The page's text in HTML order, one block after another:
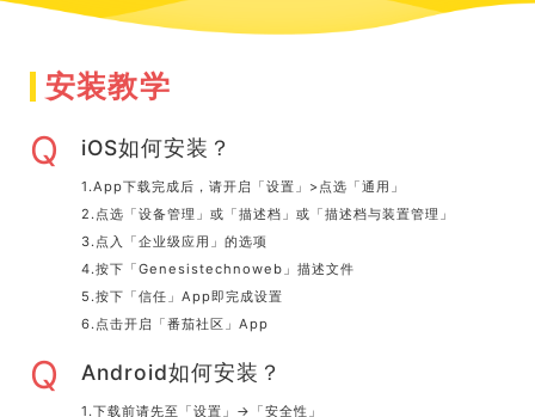
安装教学
Q iOS如何安装？
1.App下载完成后，请开启「设置」>点选「通用」
2.点选「设备管理」或「描述档」或「描述档与装置管理」
3.点入「企业级应用」的选项
4.按下「Genesistechnoweb」描述文件
5.按下「信任」App即完成设置
6.点击开启「番茄社区」App
Q Android如何安装？
1.下载前请先至「设置」→「安全性」